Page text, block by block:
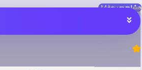
مشاهده پروفایل